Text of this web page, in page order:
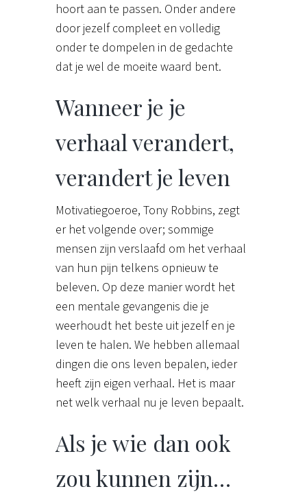
hoort aan te passen. Onder andere
door jezelf compleet en volledig
onder te dompelen in de gedachte
dat je wel de moeite waard bent.
Wanneer je je
verhaal verandert,
verandert je leven
Motivatiegoeroe, Tony Robbins, zegt
er het volgende over; sommige
mensen zijn verslaafd om het verhaal
van hun pijn telkens opnieuw te
beleven. Op deze manier wordt het
een mentale gevangenis die je
weerhoudt het beste uit jezelf en je
leven te halen. We hebben allemaal
dingen die ons leven bepalen, ieder
heeft zijn eigen verhaal. Het is maar
net welk verhaal nu je leven bepaalt.
Als je wie dan ook
zou kunnen zijn…